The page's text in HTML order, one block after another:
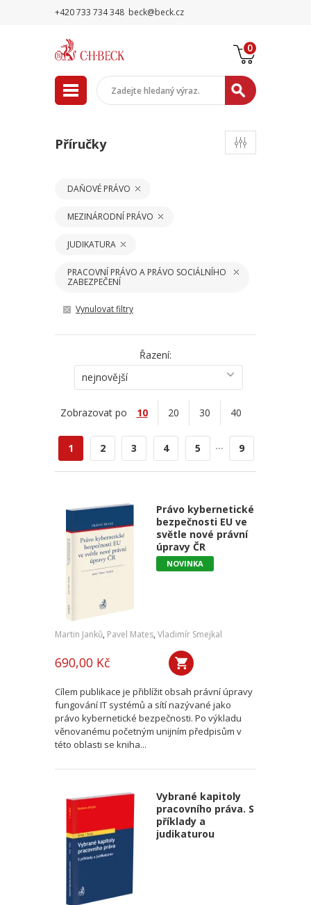
+420 733 734 348 beck@beck.cz
0
Příručky
DAŇOVÉ PRÁVO
MEZINÁRODNÍ PRÁVO
JUDIKATURA
PRACOVNÍ PRÁVO A PRÁVO SOCIÁLNÍHO
ZABEZPEČENÍ
Vynulovat filtry
Řazení:
nejnovější
Zobrazovat po 10 20 30 40
1 2 3 4 5 ... 9
Právo kybernetické
bezpečnosti EU ve
světle nové právní
úpravy ČR
NOVINKA
Martin Janků, Pavel Mates, Vladimír Smejkal
690,00 Kč
Cílem publikace je přiblížit obsah právní úpravy
fungování IT systémů a sítí nazývané jako
právo kybernetické bezpečnosti. Po výkladu
věnovanému početným unijním předpisům v
této oblasti se kniha...
Vybrané kapitoly
pracovního práva. S
příklady a
judikaturou